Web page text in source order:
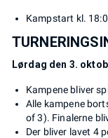
Kampstart kl.
Lørdag den 3.
Kampene bliver
Alle kampene
of 3). Finalerne
Der bliver lavet 4